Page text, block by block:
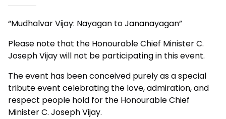
“Mudhalvar Vijay: Nayagan to Jananayagan”
Please note that the Honourable Chief Minister C.
Joseph Vijay will not be participating in this event.
The event has been conceived purely as a special
tribute event celebrating the love, admiration, and
respect people hold for the Honourable Chief
Minister C. Joseph Vijay.